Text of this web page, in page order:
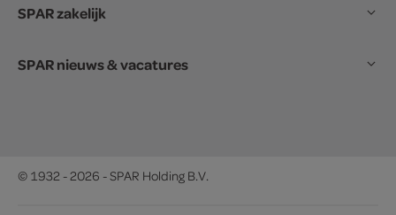
SPAR zakelijk
SPAR nieuws & vacatures
© 1932 - 2026 - SPAR Holding B.V.